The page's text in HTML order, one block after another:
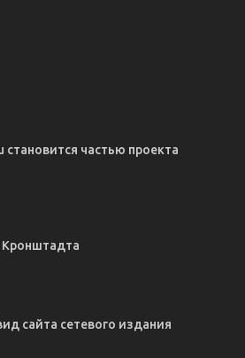
частью проекта
Кронштадта
сайта сетевого издания